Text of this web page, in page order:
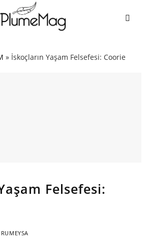
» İskoçların Yaşam Felsefesi: Coorie
Felsefesi: